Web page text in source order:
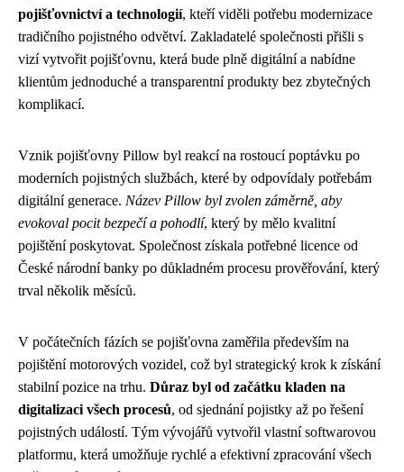
pojišťovnictví a technologií, kteří viděli potřebu modernizace
tradičního pojistného odvětví. Zakladatelé společnosti přišli s
vizí vytvořit pojišťovnu, která bude plně digitální a nabídne
klientům jednoduché a transparentní produkty bez zbytečných
komplikací.
Vznik pojišťovny Pillow byl reakcí na rostoucí poptávku po
moderních pojistných službách, které by odpovídaly potřebám
digitální generace. Název Pillow byl zvolen záměrně, aby
evokoval pocit bezpečí a pohodlí, který by mělo kvalitní
pojištění poskytovat. Společnost získala potřebné licence od
České národní banky po důkladném procesu prověřování, který
trval několik měsíců.
V počátečních fázích se pojišťovna zaměřila především na
pojištění motorových vozidel, což byl strategický krok k získání
stabilní pozice na trhu. Důraz byl od začátku kladen na
digitalizaci všech procesů, od sjednání pojistky až po řešení
pojistných událostí. Tým vývojářů vytvořil vlastní softwarovou
platformu, která umožňuje rychlé a efektivní zpracování všech